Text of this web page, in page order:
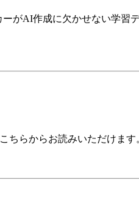
ーがAI作成に欠かせない学習
ちらからお読みいただけます